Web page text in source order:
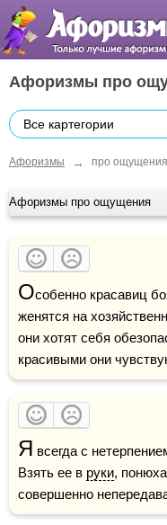
Афоризмы про
Все картегории
Афоризмы → про ощущения
Афоризмы про ощущения
Особенно красавиц
женятся на
они хотят себя
красивыми они
Я всегда с
Взять ее в руки,
совершенно